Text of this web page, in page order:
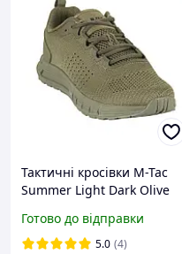
Тактичні кросівки М-Тас
Summer Light Dark Olive
розмір)
Готово до відправки
5.0 (4)